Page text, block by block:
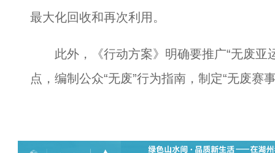
最大化回收和再次利用。
此外，《行动方案》明确要推广“无废亚
点，编制公众“无废”行为指南，制定“无废赛